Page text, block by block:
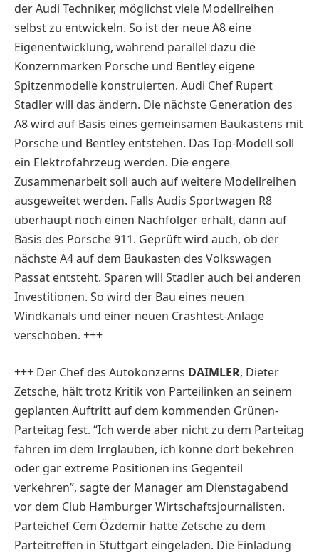
der Audi Techniker, möglichst viele Modellreihen
selbst zu entwickeln. So ist der neue A8 eine
Eigenentwicklung, während parallel dazu die
Konzernmarken Porsche und Bentley eigene
Spitzenmodelle konstruierten. Audi Chef Rupert
Stadler will das ändern. Die nächste Generation des
A8 wird auf Basis eines gemeinsamen Baukastens mit
Porsche und Bentley entstehen. Das Top-Modell soll
ein Elektrofahrzeug werden. Die engere
Zusammenarbeit soll auch auf weitere Modellreihen
ausgeweitet werden. Falls Audis Sportwagen R8
überhaupt noch einen Nachfolger erhält, dann auf
Basis des Porsche 911. Geprüft wird auch, ob der
nächste A4 auf dem Baukasten des Volkswagen
Passat entsteht. Sparen will Stadler auch bei anderen
Investitionen. So wird der Bau eines neuen
Windkanals und einer neuen Crashtest-Anlage
verschoben. +++
+++ Der Chef des Autokonzerns DAIMLER, Dieter
Zetsche, hält trotz Kritik von Parteilinken an seinem
geplanten Auftritt auf dem kommenden Grünen-
Parteitag fest. “Ich werde aber nicht zu dem Parteitag
fahren im dem Irrglauben, ich könne dort bekehren
oder gar extreme Positionen ins Gegenteil
verkehren”, sagte der Manager am Dienstagabend
vor dem Club Hamburger Wirtschaftsjournalisten.
Parteichef Cem Özdemir hatte Zetsche zu dem
Parteitreffen in Stuttgart eingeladen. Die Einladung